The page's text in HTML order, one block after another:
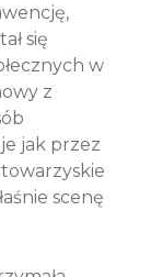
się
w
z
jak przez
scenę